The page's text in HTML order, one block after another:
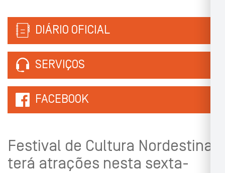
DIÁRIO OFICIAL
SERVIÇOS
FACEBOOK
Festival de Cultura Nordestina
terá atrações nesta sexta-